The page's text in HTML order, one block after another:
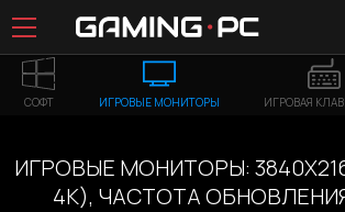
СОФТ ИГРОВЫЕ МОНИТОРЫ ИГРОВАЯ
ИГРОВЫЕ МОНИТОРЫ:
4K), ЧАСТОТА